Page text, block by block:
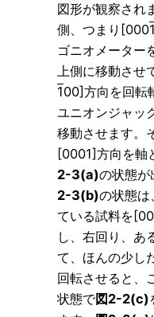
図形が観察され
側、つまり[0001
ゴニオメーター
上側に移動させ
100]方向を回転
ユニオンジャッ
移動させます。
[0001]方向を軸
2-3(a)の状態が
2-3(b)の状態は
ている試料を
し、右回り、あ
て、ほんの少し
回転させると、
状態で図2-2(c)